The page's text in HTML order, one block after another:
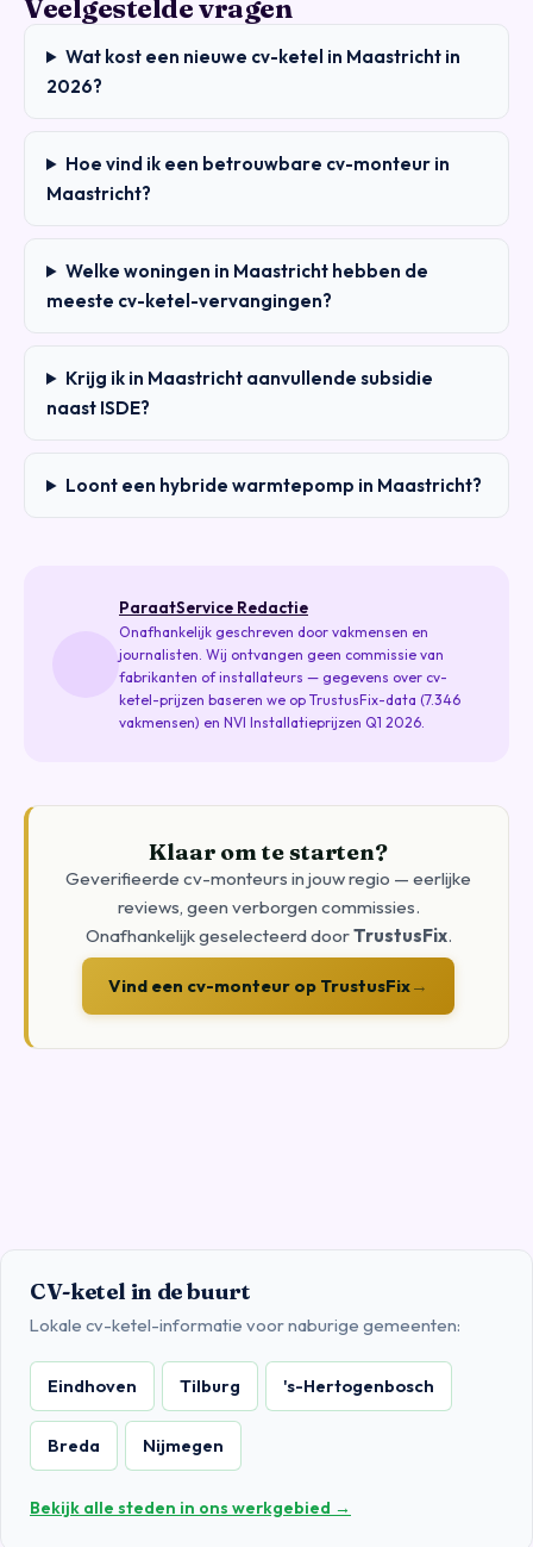
Veelgestelde vragen
Wat kost een nieuwe cv-ketel in Maastricht in
2026?
Hoe vind ik een betrouwbare cv-monteur in
Maastricht?
Welke woningen in Maastricht hebben de
meeste cv-ketel-vervangingen?
Krijg ik in Maastricht aanvullende subsidie
naast ISDE?
Loont een hybride warmtepomp in Maastricht?
ParaatService Redactie
Onafhankelijk geschreven door vakmensen en
journalisten. Wij ontvangen geen commissie van
fabrikanten of installateurs — gegevens over cv-
ketel-prijzen baseren we op TrustusFix-data (7.346
vakmensen) en NVI Installatieprijzen Q1 2026.
Klaar om te starten?
Geverifieerde cv-monteurs in jouw regio — eerlijke
reviews, geen verborgen commissies.
Onafhankelijk geselecteerd doorTrustusFix.
Vind een cv-monteur op TrustusFix→
CV-ketel in de buurt
Lokale cv-ketel-informatie voor naburige gemeenten:
Eindhoven Tilburg 's-Hertogenbosch
Breda Nijmegen
Bekijk alle steden in ons werkgebied →